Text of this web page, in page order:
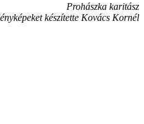
Prohászka karitász
készítette Kovács Kornél